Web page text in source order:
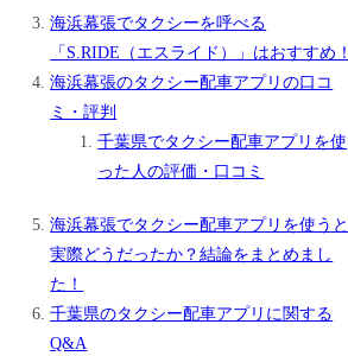
海浜幕張でタクシーを呼べる
「S.RIDE（エスライド）」はおすすめ！
海浜幕張のタクシー配車アプリの口コ
ミ・評判
千葉県でタクシー配車アプリを使
った人の評価・口コミ
海浜幕張でタクシー配車アプリを使うと
実際どうだったか？結論をまとめまし
た！
千葉県のタクシー配車アプリに関する
Q&A